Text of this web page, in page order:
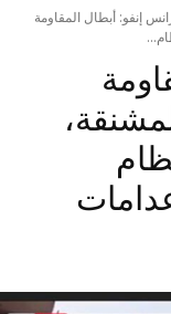
إنفو: أبطال المقاومة